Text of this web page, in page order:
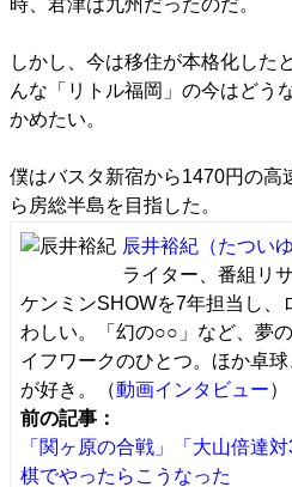
しかし、今は移住が本格化した
んな「リトル福岡」の今はどう
かめたい。
僕はバスタ新宿から1470円の高
ら房総半島を目指した。
辰井裕紀 （たつい
ライター、番組リ
ケンミンSHOWを7年担当し、
わしい。「幻の○○」など、夢
イフワークのひとつ。ほか卓
が好き。（動画インタビュー）
前の記事：
「関ヶ原の合戦」「大山倍達
棋でやったらこうなった